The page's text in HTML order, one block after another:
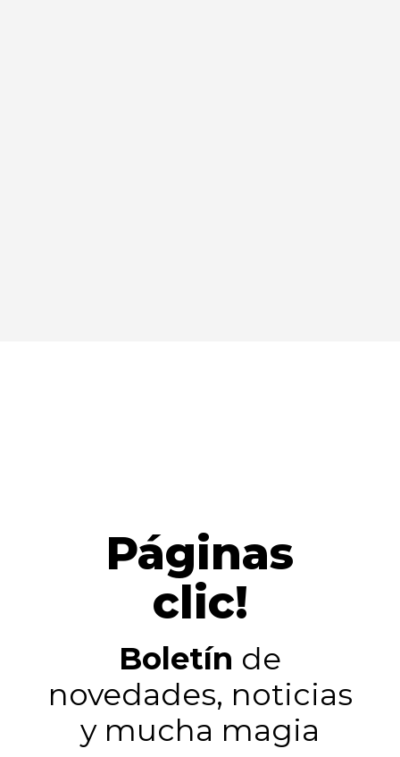
Páginas
clic!
Boletín de
novedades, noticias
y mucha magia